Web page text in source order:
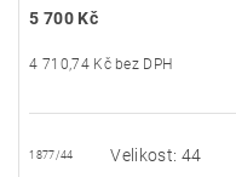
5 700 Kč
4 710,74 Kč bez DPH
1877/44 Velikost: 44